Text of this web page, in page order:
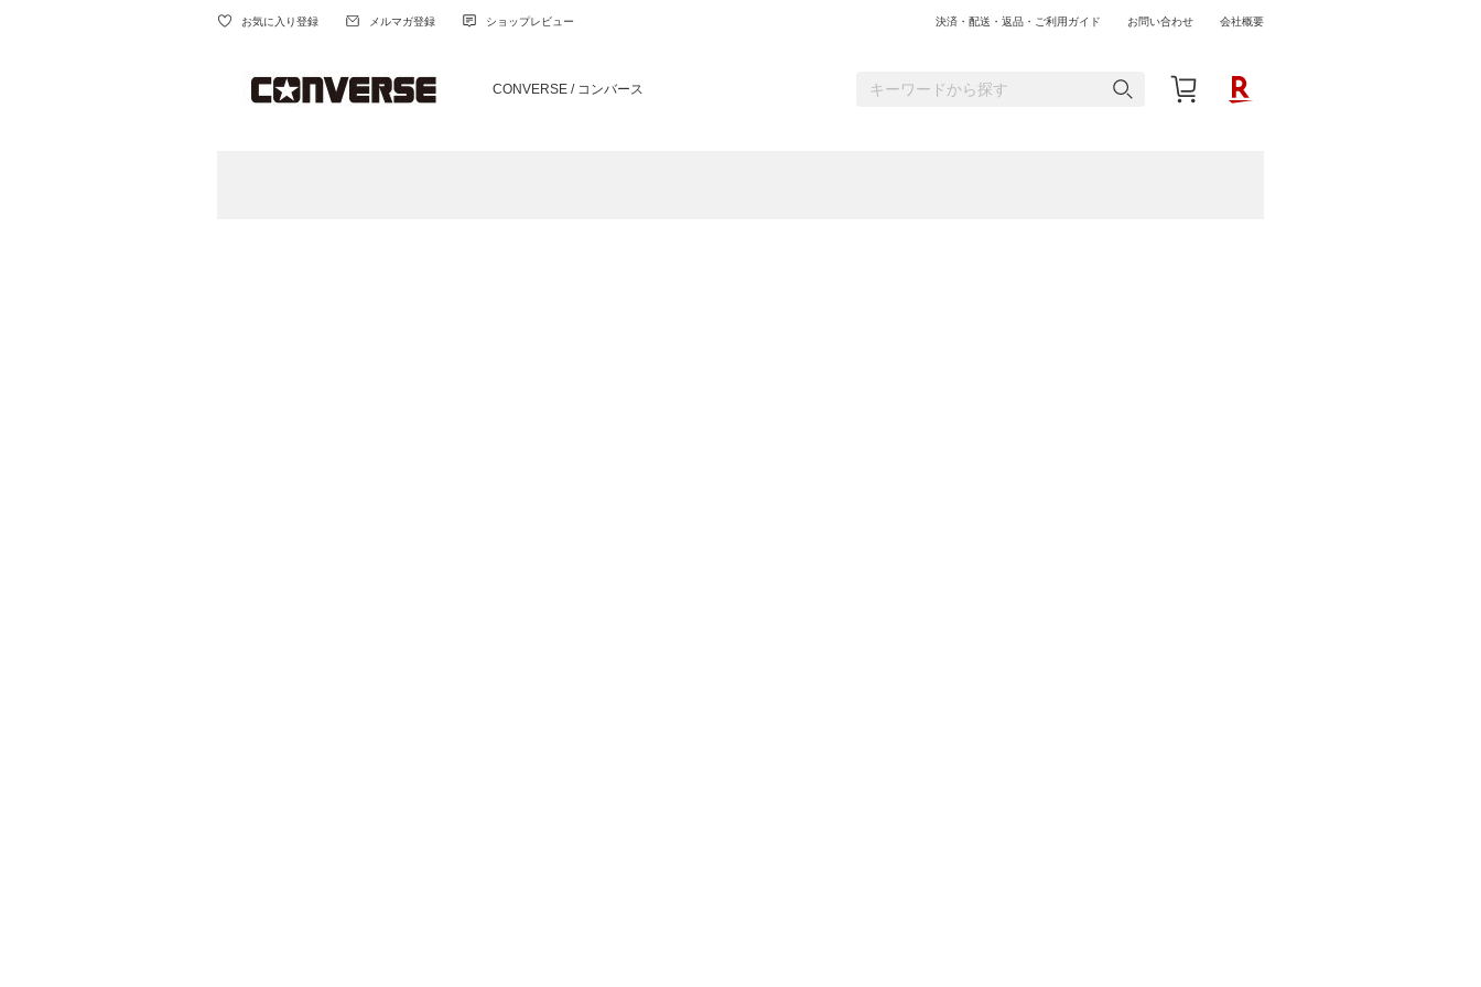
お気に入り登録 メルマガ登録 ショップレビュー 決済・配送・返品・ご利用ガイド お問い合わせ 会社概要
CONVERSE / コンバース